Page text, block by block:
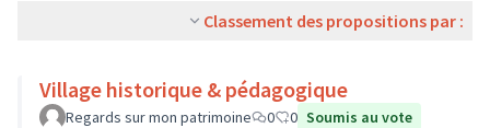
Classement des propositions par :
Village historique & pédagogique
Regards sur mon patrimoine 0 0 Soumis au vote